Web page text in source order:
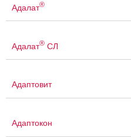
Адалат®
Адалат® СЛ
Адаптовит
Адаптокон